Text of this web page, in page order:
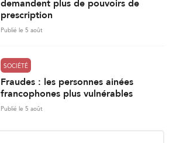
demandent plus de pouvoirs de
prescription
Publié le 5 août
SOCIÉTÉ
Fraudes : les personnes ainées
francophones plus vulnérables
Publié le 5 août